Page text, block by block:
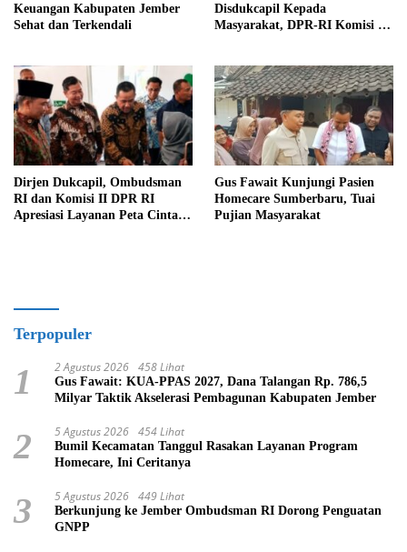
Keuangan Kabupaten Jember
Sehat dan Terkendali
Disdukcapil Kepada
Masyarakat, DPR-RI Komisi II
Dirjen Dukcapil, Ombudsman
RI dan Komisi II DPR RI
Apresiasi Layanan Peta Cinta di
Gus Fawait Kunjungi Pasien
Homecare Sumberbaru, Tuai
Pujian Masyarakat
Terpopuler
1 2 Agustus 2026 458 Lihat
Gus Fawait: KUA-PPAS 2027, Dana Talangan Rp. 786,5
Milyar Taktik Akselerasi Pembagunan Kabupaten Jember
2 5 Agustus 2026 454 Lihat
Bumil Kecamatan Tanggul Rasakan Layanan Program
Homecare, Ini Ceritanya
3 5 Agustus 2026 449 Lihat
Berkunjung ke Jember Ombudsman RI Dorong Penguatan
GNPP